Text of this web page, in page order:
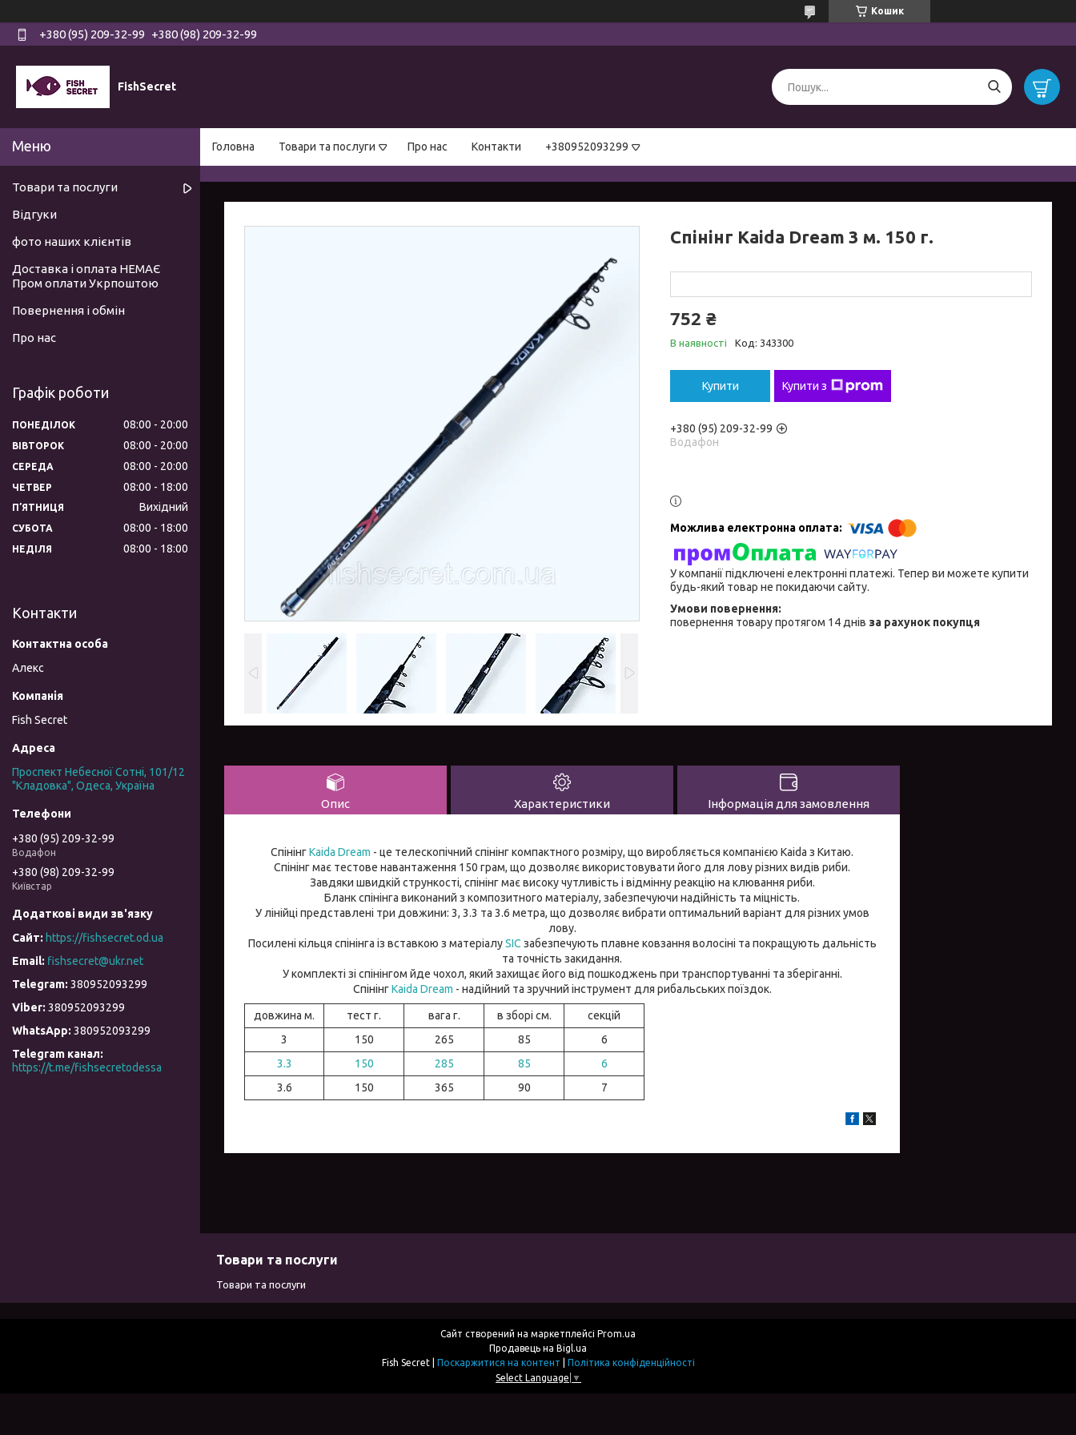
Кошик
+380 (95) 209-32-99 +380 (98) 209-32-99
FishSecret
Головна Товари та послуги Про нас Контакти +380952093299
Спінінг Kaida Dream 3 м. 150 г.
752 ₴
В наявності Код: 343300
Купити Купити з
+380 (95) 209-32-99
Водафон
У компанії підключені електронні платежі. Тепер ви можете купити
будь-який товар не покидаючи сайту.
повернення товару протягом 14 днів за рахунок покупця
Опис Характеристики Інформація для замовлення
СпінінгKaida Dream - це телескопічний спінінг компактного розміру, що виробляється компанією Kaida з Китаю.
Спінінг має тестове навантаження 150 грам, що дозволяє використовувати його для лову різних видів риби.
Завдяки швидкій стрункості, спінінг має високу чутливість і відмінну реакцію на клювання риби.
Бланк спінінга виконаний з композитного матеріалу, забезпечуючи надійність та міцність.
У лінійці представлені три довжини: 3, 3.3 та 3.6 метра, що дозволяє вибрати оптимальний варіант для різних умов
лову.
Посилені кільця спінінга із вставкою з матеріалуSIC забезпечують плавне ковзання волосіні та покращують дальність
та точність закидання.
У комплекті зі спінінгом йде чохол, який захищає його від пошкоджень при транспортуванні та зберіганні.
СпінінгKaida Dream - надійний та зручний інструмент для рибальських поїздок.
довжина м. тест г. вага г. в зборі см.
секцій
3
150 265 85
6
3.3
150 285 85
6
3.6
150 365 90 7
Товари та послуги
Відгуки
фото наших клієнтів
Доставка і оплата НЕМАЄ
Пром оплати Укрпоштою
Повернення і обмін
Про нас
Графік роботи
ПОНЕДІЛОК 08:00 20:00
ВІВТОРОК 08:00 20:00
СЕРЕДА 08:00 20:00
ЧЕТВЕР 08:00 18:00
ПʼЯТНИЦЯ Вихідний
СУБОТА 08:00 18:00
НЕДІЛЯ 08:00 18:00
Контакти
Алекс
Fish Secret
Проспект Небесної Сотні, 101/12
"Кладовка", Одеса, Україна
+380 (95) 209-32-99
Водафон
+380 (98) 209-32-99
Київстар
https://fishsecret.od.ua
fishsecret@ukr.net
380952093299
380952093299
380952093299
Telegram канал
https://t.me/fishsecretodessa
Товари та послуги
Товари та послуги
Сайт створений на маркетплейсі Prom.ua
Продавець на Bigl.ua
Поскаржитися на контент
Політика конфіденційності
Select Language ▼